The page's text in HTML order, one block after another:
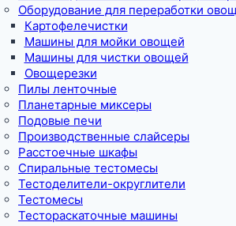
Оборудование для переработки
Картофелечистки
Машины для мойки овощей
Машины для чистки овощей
Овощерезки
Пилы ленточные
Планетарные миксеры
Подовые печи
Производственные слайсеры
Расстоечные шкафы
Спиральные тестомесы
Тестоделители-округлители
Тестомесы
Тестораскаточные машины